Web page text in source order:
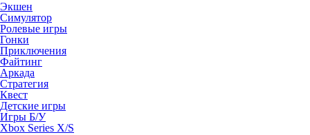
Экшен
Симулятор
Ролевые игры
Гонки
Приключения
Файтинг
Аркада
Стратегия
Квест
Детские игры
Игры Б/У
Xbox Series X/S